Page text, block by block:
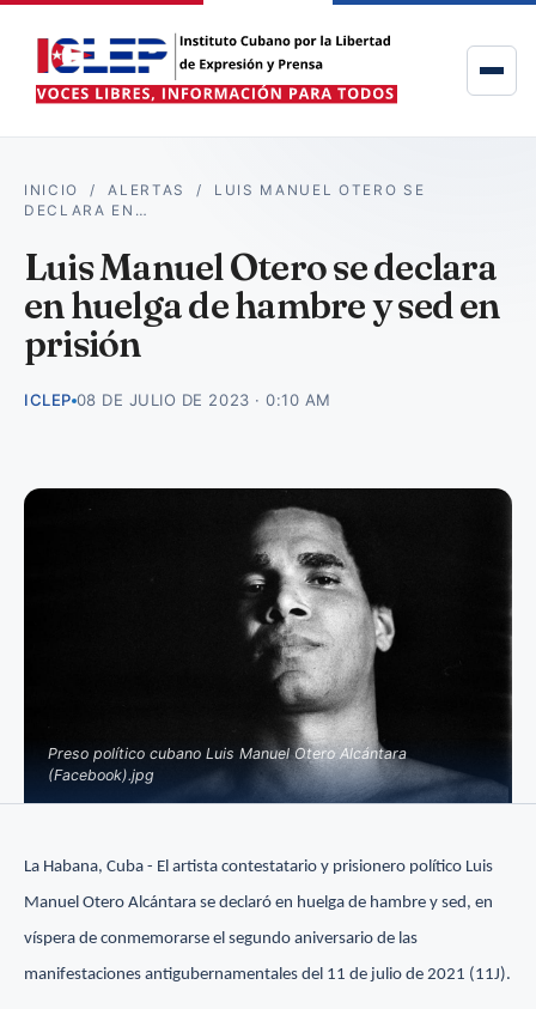
INICIO /ALERTAS / LUIS MANUEL OTERO SE
DECLARA EN…
Luis Manuel Otero se declara
en huelga de hambre y sed en
prisión
ICLEP 08 DE JULIO DE 2023 · 0:10 AM
Preso político cubano Luis Manuel Otero Alcántara
(Facebook).jpg
La Habana, Cuba - El artista contestatario y prisionero político Luis
Manuel Otero Alcántara se declaró en huelga de hambre y sed, en
víspera de conmemorarse el segundo aniversario de las
manifestaciones antigubernamentales del 11 de julio de 2021 (11J).